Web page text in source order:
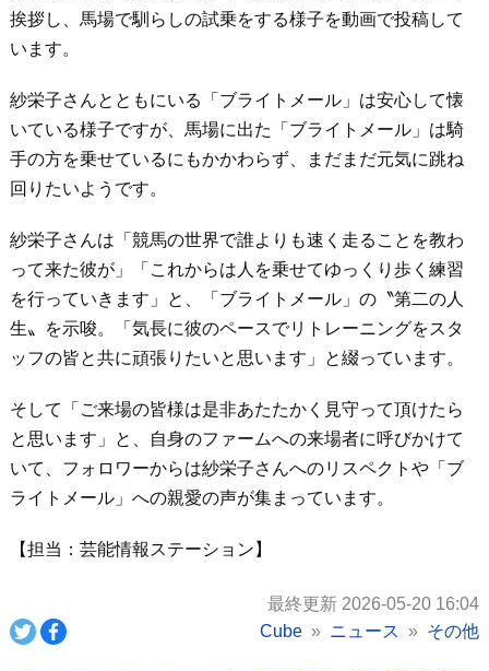
挨拶し、馬場で馴らしの試乗をする様子を動画で投稿して
います。
紗栄子さんとともにいる「ブライトメール」は安心して懐
いている様子ですが、馬場に出た「ブライトメール」は騎
手の方を乗せているにもかかわらず、まだまだ元気に跳ね
回りたいようです。
紗栄子さんは「競馬の世界で誰よりも速く走ることを教わ
って来た彼が」「これからは人を乗せてゆっくり歩く練習
を行っていきます」と、「ブライトメール」の〝第二の人
生〟を示唆。「気長に彼のペースでリトレーニングをスタ
ッフの皆と共に頑張りたいと思います」と綴っています。
そして「ご来場の皆様は是非あたたかく見守って頂けたら
と思います」と、自身のファームへの来場者に呼びかけて
いて、フォロワーからは紗栄子さんへのリスペクトや「ブ
ライトメール」への親愛の声が集まっています。
【担当：芸能情報ステーション】
最終更新 2026-05-20 16:04
Cube
ニュース その他